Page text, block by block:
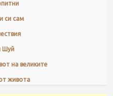
си сам
Шуй
на великите
живота